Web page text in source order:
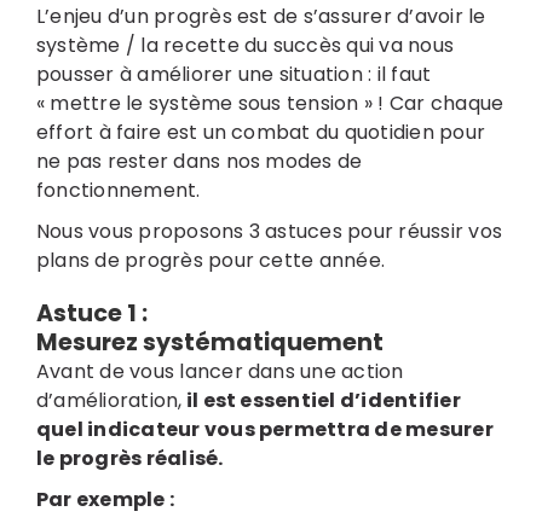
L’enjeu d’un progrès est de s’assurer d’avoir le
système / la recette du succès qui va nous
pousser à améliorer une situation : il faut
« mettre le système sous tension » ! Car chaque
effort à faire est un combat du quotidien pour
ne pas rester dans nos modes de
fonctionnement.
Nous vous proposons 3 astuces pour réussir vos
plans de progrès pour cette année.
Astuce 1 :
Mesurez systématiquement
Avant de vous lancer dans une action
d’amélioration, il est essentiel d’identifier
quel indicateur vous permettra de mesurer
le progrès réalisé.
Par exemple :